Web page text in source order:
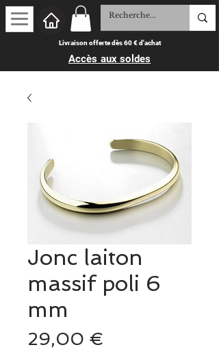
Livraison offerte dès 60 € d'achat
Accès aux soldes
Jonc laiton
massif poli 6
mm
29,00 €